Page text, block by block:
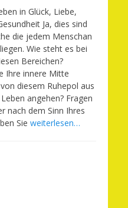
in Glück, Liebe,
Ja, dies sind
die jedem Menschan
Wie steht es bei
Bereichen?
Ihre innere Mitte
diesem Ruhepol aus
angehen? Fragen
nach dem Sinn Ihres
Sie weiterlesen…